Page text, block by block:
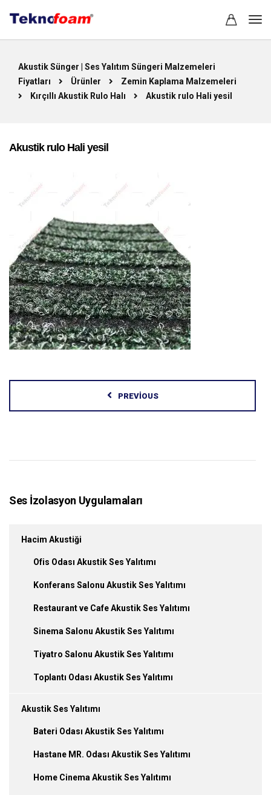
Akustik Sünger | Ses Yalıtım Süngeri Malzemeleri
Fiyatları
Ürünler
Zemin Kaplama Malzemeleri
Kırçıllı Akustik Rulo Halı
Akustik rulo Hali yesil
Akustik rulo Hali yesil
PREVIOUS
Ses İzolasyon Uygulamaları
Hacim Akustiği
Ofis Odası Akustik Ses Yalıtımı
Konferans Salonu Akustik Ses Yalıtımı
Restaurant ve Cafe Akustik Ses Yalıtımı
Sinema Salonu Akustik Ses Yalıtımı
Tiyatro Salonu Akustik Ses Yalıtımı
Toplantı Odası Akustik Ses Yalıtımı
Akustik Ses Yalıtımı
Bateri Odası Akustik Ses Yalıtımı
Hastane MR. Odası Akustik Ses Yalıtımı
Home Cinema Akustik Ses Yalıtımı